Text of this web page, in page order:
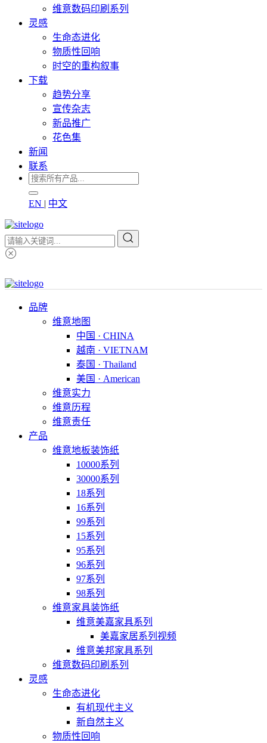
维意数码印刷系列
灵感
生命态进化
物质性回响
时空的重构叙事
下载
趋势分享
宣传杂志
新品推广
花色集
新闻
联系
EN | 中文
品牌
维意地图
中国 · CHINA
越南 · VIETNAM
泰国 · Thailand
美国 · American
维意实力
维意历程
维意责任
产品
维意地板装饰纸
10000系列
30000系列
18系列
16系列
99系列
15系列
95系列
96系列
97系列
98系列
维意家具装饰纸
维意美嘉家具系列
美嘉家居系列视频
维意美邦家具系列
维意数码印刷系列
灵感
生命态进化
有机现代主义
新自然主义
物质性回响